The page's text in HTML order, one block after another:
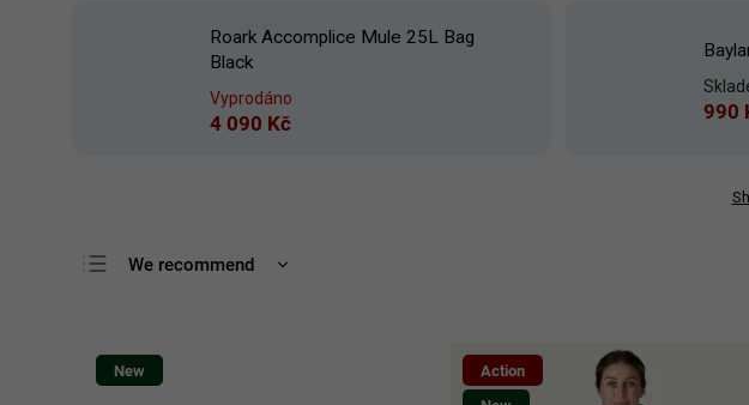
Roark Accomplice Mule 25L Bag
Black
Vyprodáno
4 090 Kč
990
We recommend
Bestsellers
New
Action